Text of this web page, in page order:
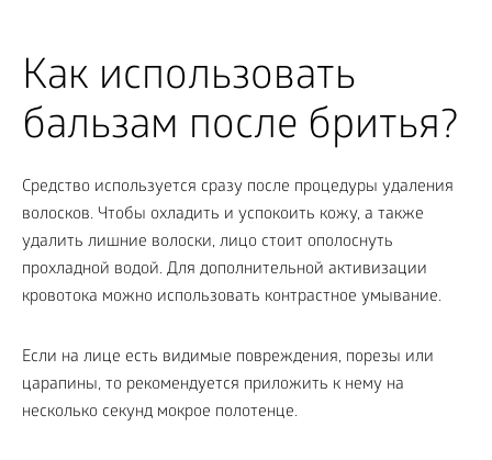
Как использовать
бальзам после бритья?
Средство используется сразу после процедуры удаления
волосков. Чтобы охладить и успокоить кожу, а также
удалить лишние волоски, лицо стоит ополоснуть
прохладной водой. Для дополнительной активизации
кровотока можно использовать контрастное умывание.
Если на лице есть видимые повреждения, порезы или
царапины, то рекомендуется приложить к нему на
несколько секунд мокрое полотенце.